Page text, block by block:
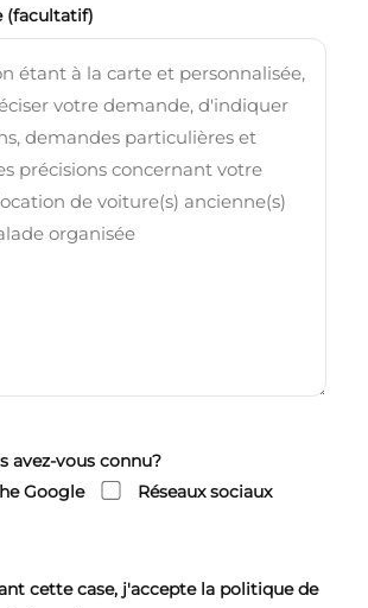
(facultatif)
avez-vous connu?
Google
Réseaux sociaux
cette case, j'accepte la politique de